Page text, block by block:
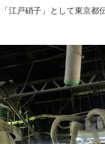
江戸硝子」として東京都